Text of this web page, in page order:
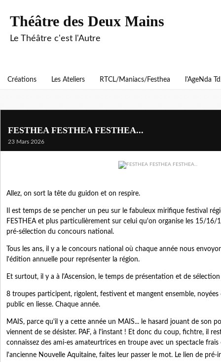
Théâtre des Deux Mains
Le Théâtre c'est l'Autre
Créations Les Ateliers RTCL/Maniacs/Festhea l'AgeNda
FESTHEA FESTHEA FESTHEA...
23 Mars 2026
Allez, on sort la tête du guidon et on respire.
Il est temps de se pencher un peu sur le fabuleux mirifique festival
FESTHEA et plus particulièrement sur celui qu'on organise les 15/16/
pré-sélection du concours national.
Tous les ans, il y a le concours national où chaque année nous
l'édition annuelle pour représenter la région.
Et surtout, il y a à l'Ascension, le temps de présentation et de
8 troupes participent, rigolent, festivent et mangent ensemble, noyées
public en liesse. Chaque année.
MAIS, parce qu'il y a cette année un MAIS... le hasard jouant de son
viennent de se désister. PAF, à l'instant ! Et donc du coup, fichtre, il
connaissez des ami-es amateurtrices en troupe avec un spectacle frais
l'ancienne Nouvelle Aquitaine, faites leur passer le mot. Le lien de